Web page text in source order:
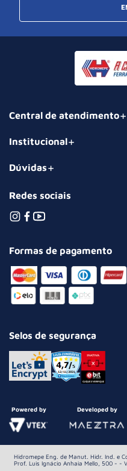
Central de atendimento
Institucional
Dúvidas
Redes sociais
Formas de pagamento
Selos de segurança
Powered by Developed by
Hidromepe Eng. de Manut. Hidr. Ind. e
Prof. Luis Ignácio Anhaia Mello, 500 - -